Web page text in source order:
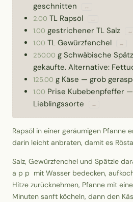
geschnitten
↔
2.00 TL Rapsöl ↔
1.00 gestrichener TL Salz ↔
1.00 TL Gewürzfenchel ↔
250.00 g Schwäbische
gekaufte. Alternative:
125.00 g Käse — grob
1.00 Prise Kubebenpfeffer —
Lieblingssorte
↔
Rapsöl in einer geräumigen Pfanne
darin leicht anbraten, damit es
Salz, Gewürzfenchel und Spätzle
a p p mit Wasser bedecken,
Hitze zurücknehmen, Pfanne mit
Minuten sanft köcheln, dann den